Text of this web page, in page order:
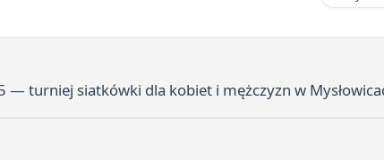
— turniej siatkówki dla kobiet i mężczyzn w